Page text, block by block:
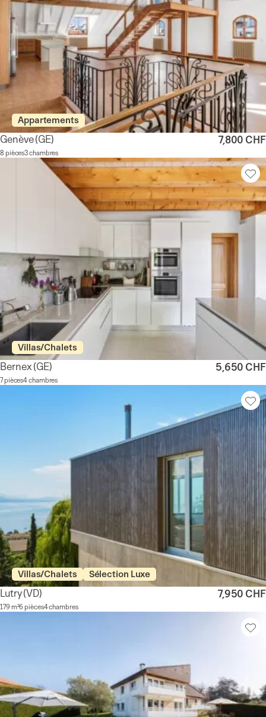
Appartements
Genève(GE)
8 pièces3 chambres
7,800 CHF
Villas/Chalets
Bernex(GE)
7 pièces4 chambres
5,650 CHF
Villas/Chalets Sélection Luxe
Lutry(VD)
179 m²6 pièces4 chambres
7,950 CHF